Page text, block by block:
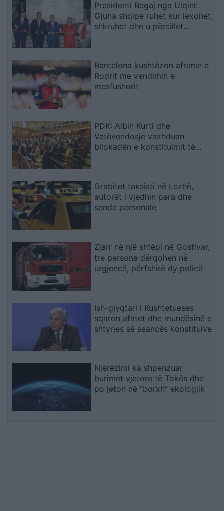
Presidenti Begaj nga Ulqini:
Gjuha shqipe ruhet kur lexohet,
shkruhet dhe u përcillet
Barcelona kushtëzon afrimin e
Rodrit me vendimin e
mesfushorit
PDK: Albin Kurti dhe
Vetëvendosje vazhduan
bllokadën e konstituimit të
Grabitet taksisti në Lezhë,
autorët i vjedhin para dhe
sende personale
Zjarr në një shtëpi në Gostivar,
tre persona dërgohen në
urgjencë, përfshirë dy policë
Ish-gjyqtari i Kushtetueses
sqaron afatet dhe mundësinë e
shtyrjes së seancës konstituive
Njerëzimi ka shpenzuar
burimet vjetore të Tokës dhe
po jeton në “borxh” ekologjik